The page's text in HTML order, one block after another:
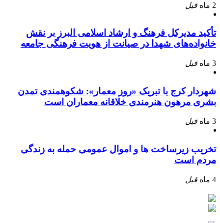
2 ماه قبل
تأکید مدیرکل فرهنگ و ارشاد اسلامی البرز بر نقش
خانواده‌های شهدا در صیانت از هویت فرهنگی جامعه
3 ماه قبل
شهردار کرج با تبریک «روز معمار»: شکوهمندی تمدن
بشری مرهون هنرمندی خلاقانه معماران است
3 ماه قبل
تخریب زیرساخت ها و اموال عمومی حمله به زندگی
مردم است
4 ماه قبل